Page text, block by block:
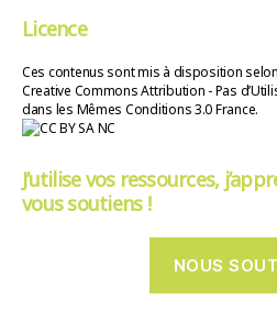
Licence
Ces contenus sont mis à disposition
Creative Commons Attribution - Pas
dans les Mêmes Conditions 3.0 France.
J’utilise vos ressources,
vous soutiens !
NOUS